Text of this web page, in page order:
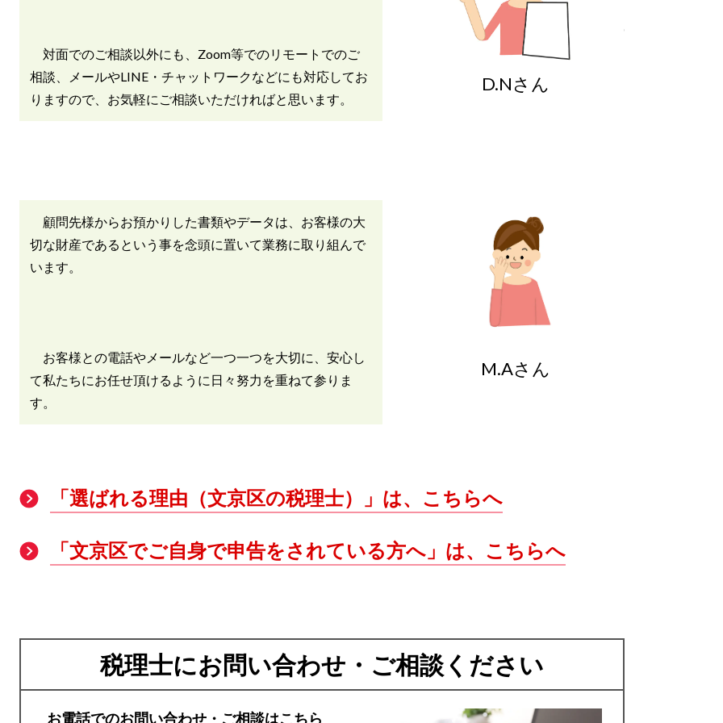
D.Nさん
対面でのご相談以外にも、Zoom等でのリモートでのご
相談、メールやLINE・チャットワークなどにも対応してお
りますので、お気軽にご相談いただければと思います。
M.Aさん
顧問先様からお預かりした書類やデータは、お客様の大
切な財産であるという事を念頭に置いて業務に取り組んで
います。
お客様との電話やメールなど一つ一つを大切に、安心し
て私たちにお任せ頂けるように日々努力を重ねて参りま
す。
「選ばれる理由（文京区の税理士）」は、こちらへ
「文京区でご自身で申告をされている方へ」は、こちらへ
税理士にお問い合わせ・ご相談ください
お電話でのお問い合わせ・ご相談はこちら